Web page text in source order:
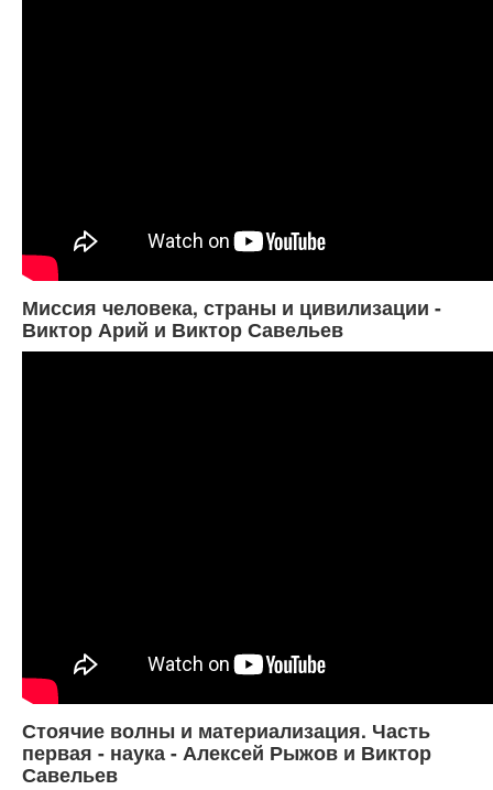
Миссия человека, страны и цивилизации -
Виктор Арий и Виктор Савельев
Стоячие волны и материализация. Часть
первая - наука - Алексей Рыжов и Виктор
Савельев